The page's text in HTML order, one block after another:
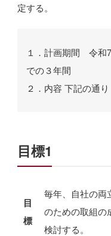
定する。
１．計画期間 令和
での３年間
２．内容 下記の通り
目標1
目
標
毎年、自社の両
のための取組の
検討する。